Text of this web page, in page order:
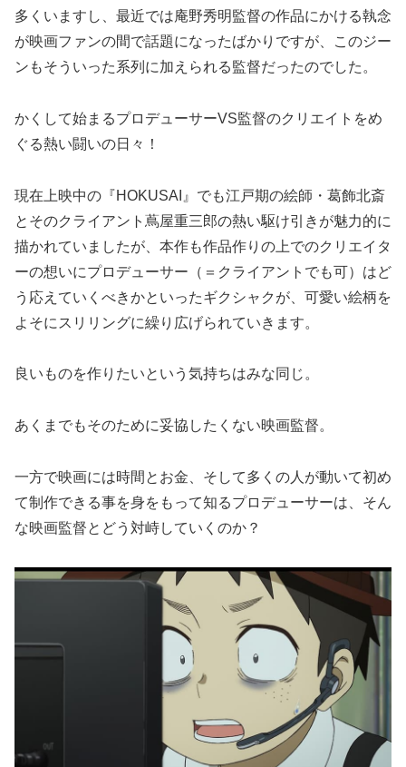
多くいますし、最近では庵野秀明監督の作品にかける執念
が映画ファンの間で話題になったばかりですが、このジー
ンもそういった系列に加えられる監督だったのでした。
かくして始まるプロデューサーVS監督のクリエイトをめ
ぐる熱い闘いの日々！
現在上映中の『HOKUSAI』でも江戸期の絵師・葛飾北斎
とそのクライアント蔦屋重三郎の熱い駆け引きが魅力的に
描かれていましたが、本作も作品作りの上でのクリエイタ
ーの想いにプロデューサー（＝クライアントでも可）はど
う応えていくべきかといったギクシャクが、可愛い絵柄を
よそにスリリングに繰り広げられていきます。
良いものを作りたいという気持ちはみな同じ。
あくまでもそのために妥協したくない映画監督。
一方で映画には時間とお金、そして多くの人が動いて初め
て制作できる事を身をもって知るプロデューサーは、そん
な映画監督とどう対峙していくのか？